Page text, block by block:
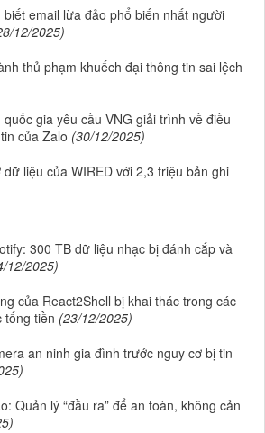
email lừa đảo phổ biến nhất người
12/2025)
thủ phạm khuếch đại thông tin sai lệch
gia yêu cầu VNG giải trình về điều
của Zalo (30/12/2025)
liệu của WIRED với 2,3 triệu bản ghi
300 TB dữ liệu nhạc bị đánh cắp và
12/2025)
của React2Shell bị khai thác trong các
tống tiền (23/12/2025)
an ninh gia đình trước nguy cơ bị tin
Quản lý “đầu ra” để an toàn, không cản